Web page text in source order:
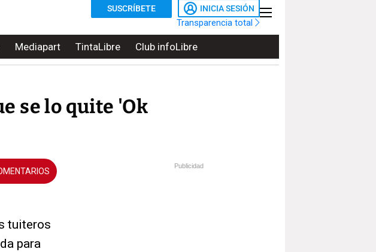
SUSCRÍBETE INICIA SESIÓN
Transparencia total
Mediapart TintaLibre Club infoLibre
se lo quite 'Ok
tuiteros
para
Publicidad